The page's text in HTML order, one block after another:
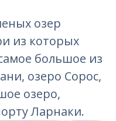
озер
из которых
большое из
озеро Сорос,
озеро,
Ларнаки.